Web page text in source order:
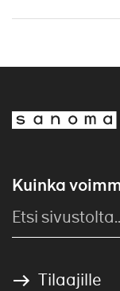
Kuinka
Tilaajille